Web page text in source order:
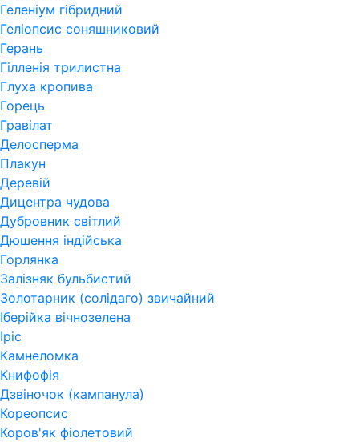
Геленіум гібридний
Геліопсис соняшниковий
Герань
Гiлленiя трилистна
Глуха кропива
Горець
Гравілат
Делосперма
Плакун
Деревій
Дицентра чудова
Дубровник світлий
Дюшення індійська
Горлянка
Залізняк бульбистий
Золотарник (солідаго) звичайний
Іберійка вічнозелена
Іріс
Камнеломка
Книфофія
Дзвіночок (кампанула)
Кореопсис
Коров'як фіолетовий